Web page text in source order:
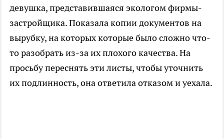
девушка, представившаяся экологом фирмы-
застройщика. Показала копии документов на
вырубку, на которых которые было сложно что-
то разобрать из-за их плохого качества. На
просьбу переснять эти листы, чтобы уточнить
их подлинность, она ответила отказом и уехала.